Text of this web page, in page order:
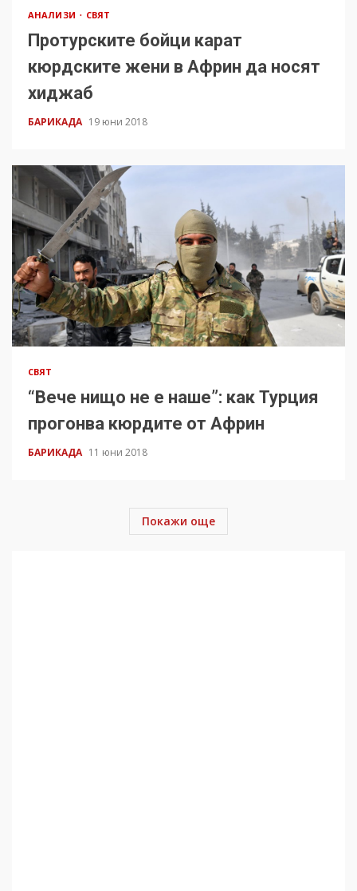
АНАЛИЗИ СВЯТ
Протурските бойци карат
кюрдските жени в Африн да носят
хиджаб
БАРИКАДА 19 юни 2018
СВЯТ
“Вече нищо не е наше”: как Турция
прогонва кюрдите от Африн
БАРИКАДА 11 юни 2018
Покажи още